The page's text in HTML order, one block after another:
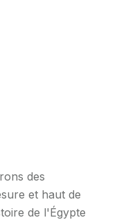
des
et haut de
de l'Égypte